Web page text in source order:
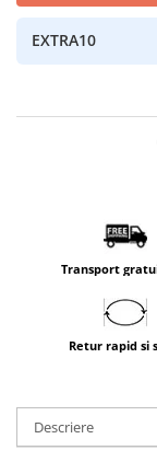
EXTRA10
Transport
Retur rapid si
Descriere